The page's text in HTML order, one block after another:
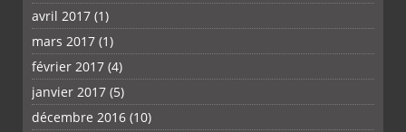
avril 2017 (1)
mars 2017 (1)
février 2017 (4)
janvier 2017 (5)
décembre 2016 (10)